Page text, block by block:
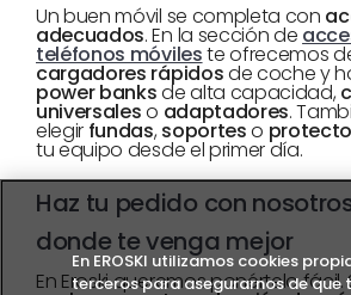
Un buen móvil se completa con
adecuados. En la sección de
teléfonos móvileste ofrecemos
cargadores rápidosde coche y
power banksde alta capacidad,
universaleso adaptadores.
elegir fundas, soporteso
tu equipo desde el primer día.
Haz tu pedido con
donde te venga mejor
En Eroski queremos ponértelo
En EROSKI utilizamos cookies
terceros para asegurarnos de que